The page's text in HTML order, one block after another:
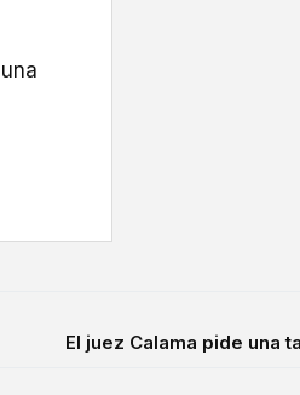
El juez Calama pide una